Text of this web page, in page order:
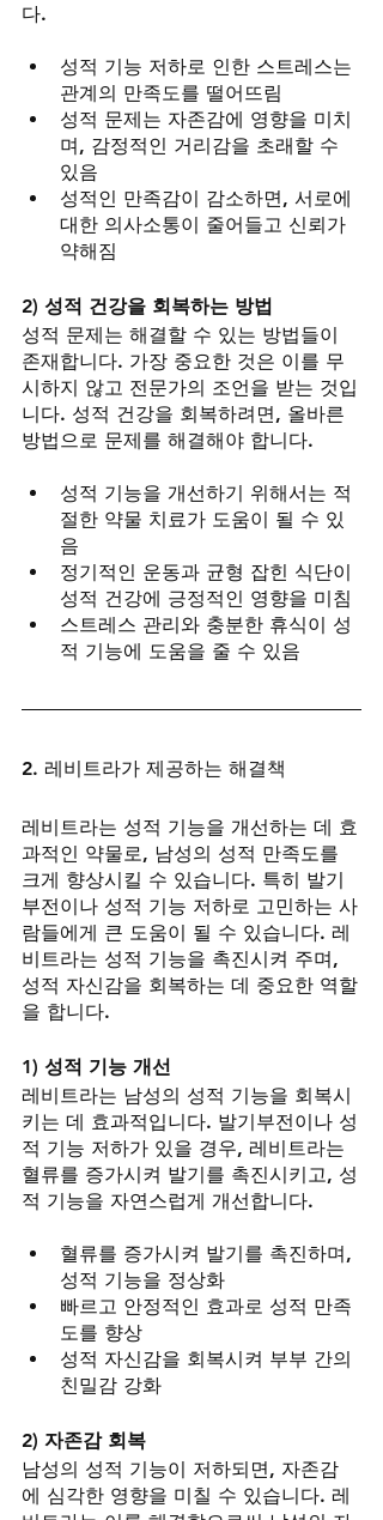
다.
성적 기능 저하로 인한 스트레스는
관계의 만족도를 떨어뜨림
성적 문제는 자존감에 영향을 미치
며, 감정적인 거리감을 초래할 수
있음
성적인 만족감이 감소하면, 서로에
대한 의사소통이 줄어들고 신뢰가
약해짐
2) 성적 건강을 회복하는 방법
성적 문제는 해결할 수 있는 방법들이
존재합니다. 가장 중요한 것은 이를 무
시하지 않고 전문가의 조언을 받는 것입
니다. 성적 건강을 회복하려면, 올바른
방법으로 문제를 해결해야 합니다.
성적 기능을 개선하기 위해서는 적
절한 약물 치료가 도움이 될 수 있
음
정기적인 운동과 균형 잡힌 식단이
성적 건강에 긍정적인 영향을 미침
스트레스 관리와 충분한 휴식이 성
적 기능에 도움을 줄 수 있음
2. 레비트라가 제공하는 해결책
레비트라는 성적 기능을 개선하는 데 효
과적인 약물로, 남성의 성적 만족도를
크게 향상시킬 수 있습니다. 특히 발기
부전이나 성적 기능 저하로 고민하는 사
람들에게 큰 도움이 될 수 있습니다. 레
비트라는 성적 기능을 촉진시켜 주며,
성적 자신감을 회복하는 데 중요한 역할
을 합니다.
1) 성적 기능 개선
레비트라는 남성의 성적 기능을 회복시
키는 데 효과적입니다. 발기부전이나 성
적 기능 저하가 있을 경우, 레비트라는
혈류를 증가시켜 발기를 촉진시키고, 성
적 기능을 자연스럽게 개선합니다.
혈류를 증가시켜 발기를 촉진하며,
성적 기능을 정상화
빠르고 안정적인 효과로 성적 만족
도를 향상
성적 자신감을 회복시켜 부부 간의
친밀감 강화
2) 자존감 회복
남성의 성적 기능이 저하되면, 자존감
에 심각한 영향을 미칠 수 있습니다. 레